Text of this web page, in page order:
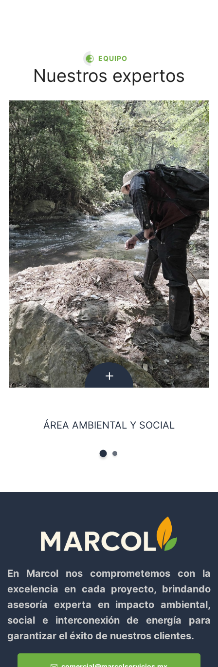
EQUIPO
Nuestros expertos
Equipo Ambiental y Social
ÁREA AMBIENTAL Y SOCIAL
En Marcol nos comprometemos con la
excelencia en cada proyecto, brindando
asesoría experta en impacto ambiental,
social e interconexión de energía para
garantizar el éxito de nuestros clientes.